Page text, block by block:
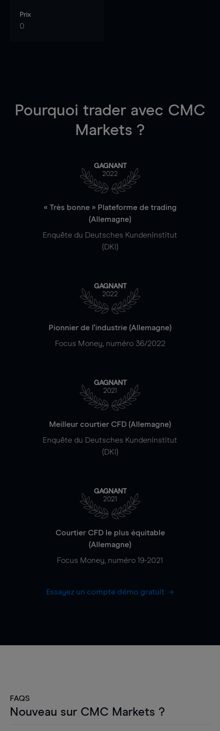
Prix
0
Pourquoi trader avec CMC
Markets ?
GAGNANT
2022
« Très bonne » Plateforme de trading
(Allemagne)
Enquête du Deutsches Kundeninstitut
(DKI)
GAGNANT
2022
Pionnier de l'industrie (Allemagne)
Focus Money, numéro 36/2022
GAGNANT
2021
Meilleur courtier CFD (Allemagne)
Enquête du Deutsches Kundeninstitut
(DKI)
GAGNANT
2021
Courtier CFD le plus équitable
(Allemagne)
Focus Money, numéro 19-2021
Essayez un compte démo gratuit
FAQS
Nouveau sur CMC Markets ?